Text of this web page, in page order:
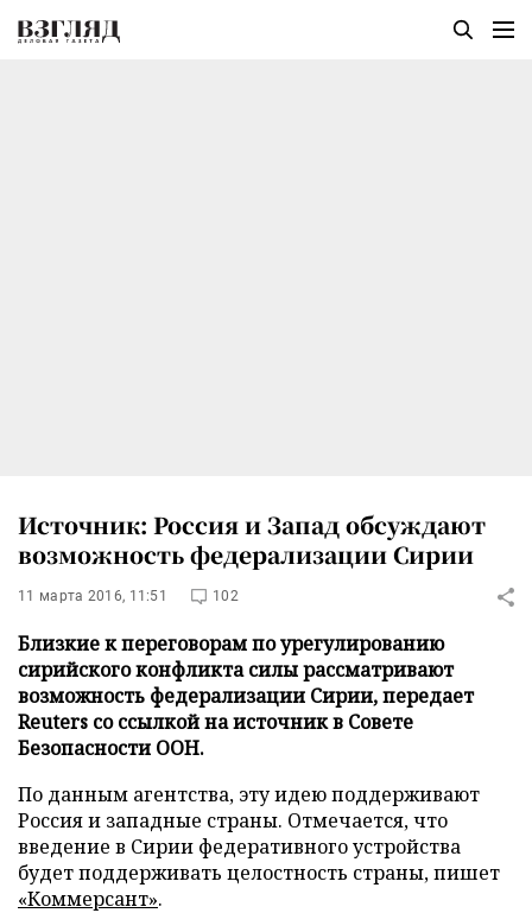
Источник: Россия и Запад обсуждают
возможность федерализации Сирии
11 марта 2016, 11:51 102
Близкие к переговорам по урегулированию
сирийского конфликта силы рассматривают
возможность федерализации Сирии, передает
Reuters со ссылкой на источник в Совете
Безопасности ООН.
По данным агентства, эту идею поддерживают
Россия и западные страны. Отмечается, что
введение в Сирии федеративного устройства
будет поддерживать целостность страны, пишет
«Коммерсант».